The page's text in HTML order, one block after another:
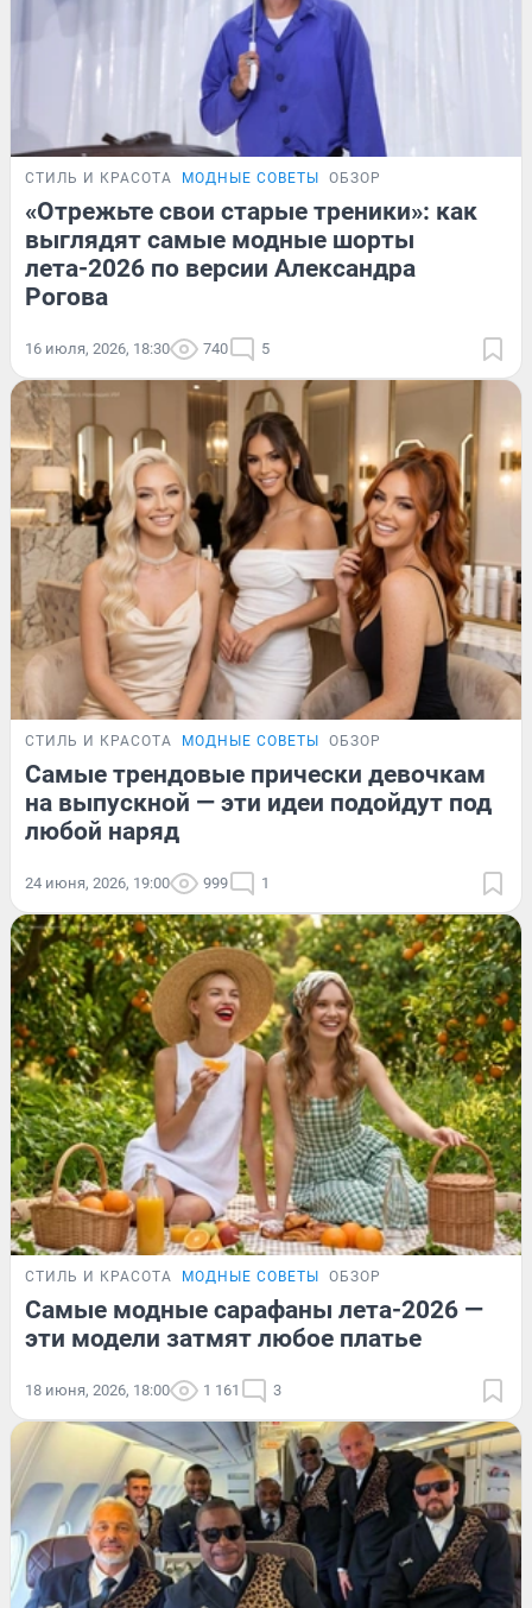
СТИЛЬ И КРАСОТА МОДНЫЕ СОВЕТЫ ОБЗОР
«Отрежьте свои старые треники»: как
выглядят самые модные шорты
лета-2026 по версии Александра
Рогова
16 июля, 2026, 18:30 740 5
СТИЛЬ И КРАСОТА МОДНЫЕ СОВЕТЫ ОБЗОР
Самые трендовые прически девочкам
на выпускной — эти идеи подойдут под
любой наряд
24 июня, 2026, 19:00 999 1
СТИЛЬ И КРАСОТА МОДНЫЕ СОВЕТЫ ОБЗОР
Самые модные сарафаны лета-2026 —
эти модели затмят любое платье
18 июня, 2026, 18:00 1 161 3